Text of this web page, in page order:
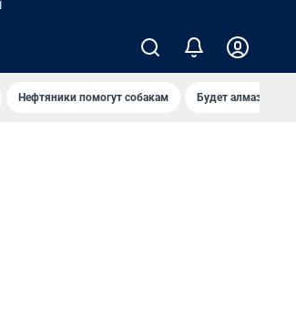
Нефтяники помогут собакам Будет алмазный